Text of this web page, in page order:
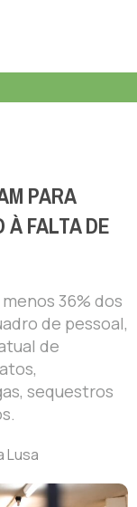
PARA
FALTA DE
36% dos
de pessoal,
de
sequestros
Lusa